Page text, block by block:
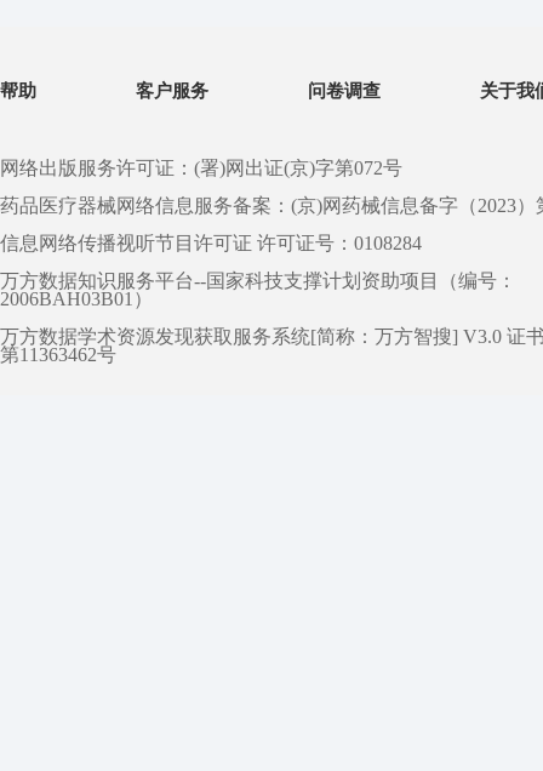
帮助 客户服务 问卷调查 关于我
网络出版服务许可证：(署)网出证(京)字第072号
药品医疗器械网络信息服务备案：(京)网药械信息备字（2023）
信息网络传播视听节目许可证 许可证号：0108284
万方数据知识服务平台--国家科技支撑计划资助项目（编号：
2006BAH03B01）
万方数据学术资源发现获取服务系统[简称：万方智搜] V3.0 证
第11363462号